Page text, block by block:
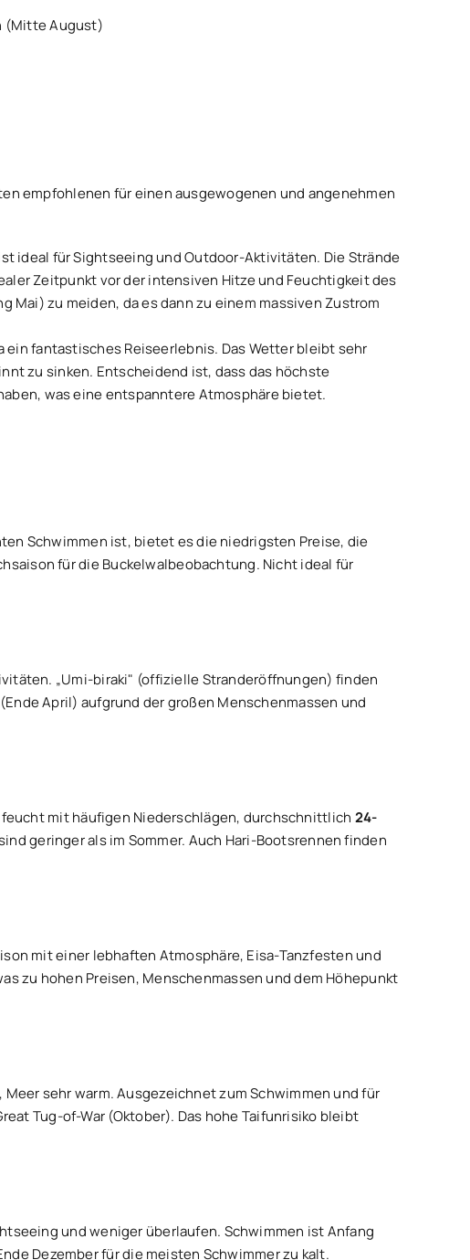
(Mitte August)
empfohlenen für einen ausgewogenen und angenehmen
ideal für Sightseeing und Outdoor-Aktivitäten. Die Strände
Zeitpunkt vor der intensiven Hitze und Feuchtigkeit des
Mai) zu meiden, da es dann zu einem massiven Zustrom
fantastisches Reiseerlebnis. Das Wetter bleibt sehr
zu sinken. Entscheidend ist, dass das höchste
was eine entspanntere Atmosphäre bietet.
Schwimmen ist, bietet es die niedrigsten Preise, die
für die Buckelwalbeobachtung. Nicht ideal für
„Umi-biraki" (offizielle Stranderöffnungen) finden
April) aufgrund der großen Menschenmassen und
mit häufigen Niederschlägen, durchschnittlich 24-
geringer als im Sommer. Auch Hari-Bootsrennen finden
mit einer lebhaften Atmosphäre, Eisa-Tanzfesten und
zu hohen Preisen, Menschenmassen und dem Höhepunkt
, Meer sehr warm. Ausgezeichnet zum Schwimmen und für
Tug-of-War (Oktober). Das hohe Taifunrisiko bleibt
und weniger überlaufen. Schwimmen ist Anfang
Dezember für die meisten Schwimmer zu kalt.